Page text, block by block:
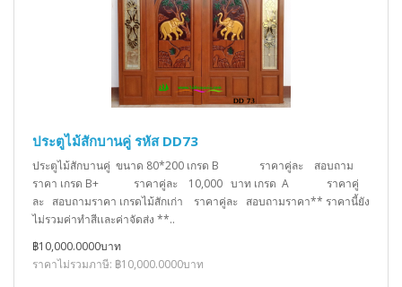
ประตูไม้สักบานคู่ รหัส DD73
ประตูไม้สักบานคู่ ขนาด 80*200 เกรด B ราคาคู่ละ สอบถาม
ราคา เกรด B+ ราคาคู่ละ 10,000 บาท เกรด A ราคาคู่
ละ สอบถามราคา เกรดไม้สักเก่า ราคาคู่ละ สอบถามราคา** ราคานี้ยัง
ไม่รวมค่าทำสีเเละค่าจัดส่ง **..
฿10,000.0000บาท
ราคาไม่รวมภาษี: ฿10,000.0000บาท